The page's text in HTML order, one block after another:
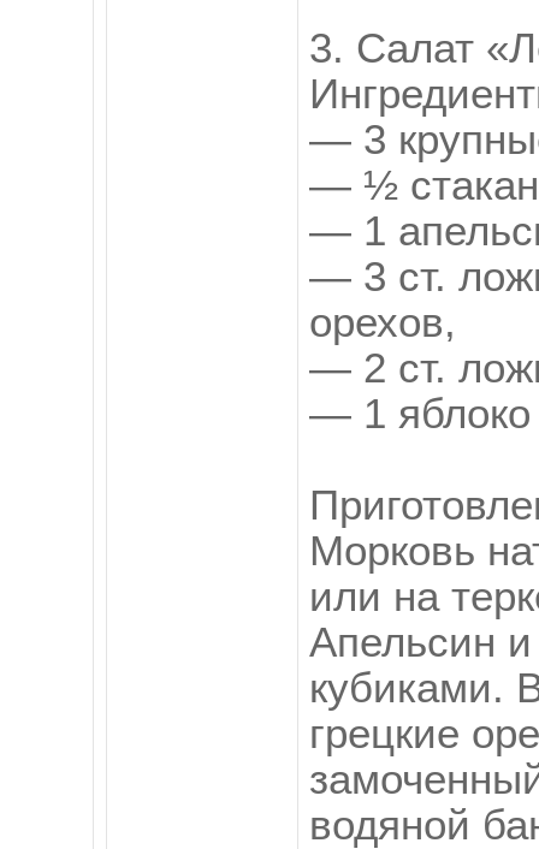
3. Салат
— 3
— ½
— 1
— 3 ст.
орехов,
— 2 ст.
— 1 яблоко
Морковь
или на
Апельсин и
кубиками.
грецкие
водяной